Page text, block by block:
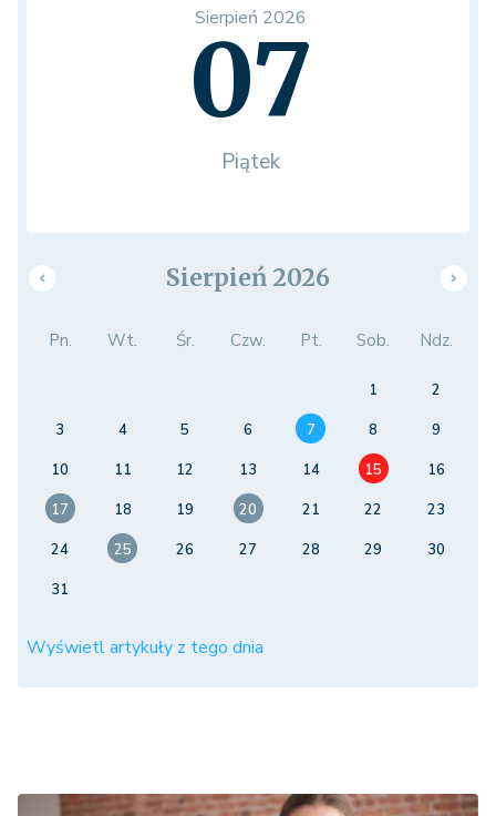
Sierpień 2026
07
Piątek
Sierpień 2026
Pn. Wt. Śr. Czw. Pt. Sob. Ndz.
1
2
3
4 5 6 7 8
9
10
11 12 13 14 15
16
17
18 19 20 21 22
23
24
25 26 27 28 29
30
31
Wyświetl artykuły z tego dnia